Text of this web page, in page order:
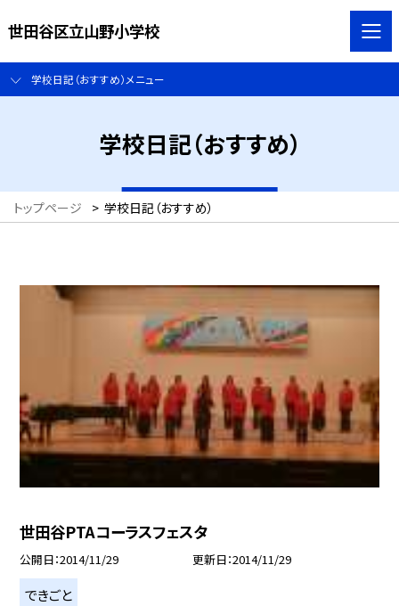
世田谷区立山野小学校
学校日記（おすすめ）メニュー
学校日記（おすすめ）
トップページ > 学校日記（おすすめ）
世田谷PTAコーラスフェスタ
公開日 2014/11/29 更新日 2014/11/29
できごと